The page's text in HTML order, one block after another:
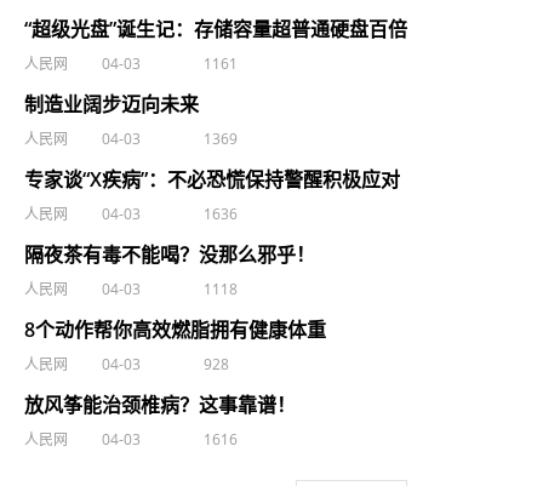
“超级光盘”诞生记：存储容量超普通硬盘百倍
人民网 04-03 1161
制造业阔步迈向未来
人民网 04-03 1369
专家谈“X疾病”：不必恐慌保持警醒积极应对
人民网 04-03 1636
隔夜茶有毒不能喝？没那么邪乎！
人民网 04-03 1118
8个动作帮你高效燃脂拥有健康体重
人民网 04-03 928
放风筝能治颈椎病？这事靠谱！
人民网 04-03 1616